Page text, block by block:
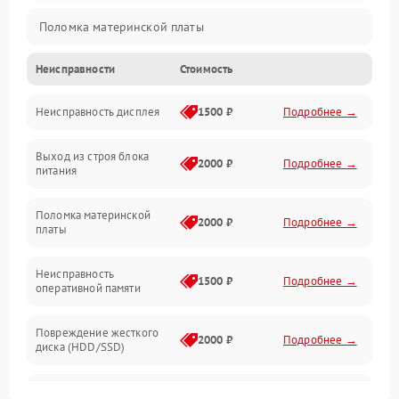
Поломка материнской платы
Неисправность системы охлаждения
Неисправность BIOS
Повреждение корпуса
Повреждение разъёмов (USB, HDMI и др.)
Поломка видеокарты
Неисправности Стоимость
Неисправность дисплея 1500 ₽ Подробнее →
Выход из строя блока
питания
2000 ₽ Подробнее →
Поломка материнской
платы
2000 ₽ Подробнее →
Неисправность
оперативной памяти
1500 ₽ Подробнее →
Повреждение жесткого
диска (HDD/SSD)
2000 ₽ Подробнее →